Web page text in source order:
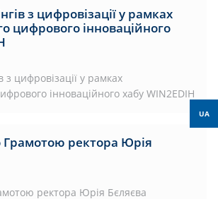
з цифровізації у рамках
цифрового інноваційного
з цифровізації у рамках
інноваційного хабу WIN2EDIH
ректора Юрія
ректора Юрія Бєляєва
UA